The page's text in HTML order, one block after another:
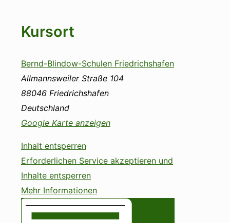
Kursort
Bernd-Blindow-Schulen Friedrichshafen
Allmannsweiler Straße 104
88046 Friedrichshafen
Deutschland
Google Karte anzeigen
Inhalt entsperren
Erforderlichen Service akzeptieren und
Inhalte entsperren
Mehr Informationen